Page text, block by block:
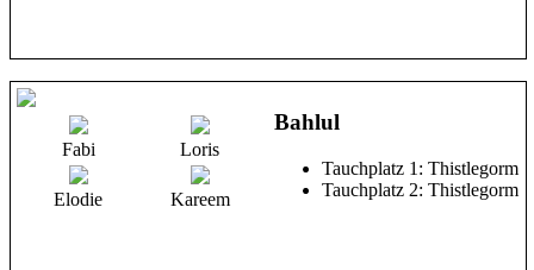
Fabi Loris
Elodie Kareem
Bahlul
Tauchplatz 1: Thistlegorm
Tauchplatz 2: Thistlegorm